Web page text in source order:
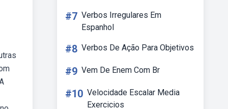
#7 Verbos Irregulares Em
Espanhol
#8 Verbos De Ação Para Objetivos
#9 Vem De Enem Com Br
#10 Velocidade Escalar Media
Exercicios